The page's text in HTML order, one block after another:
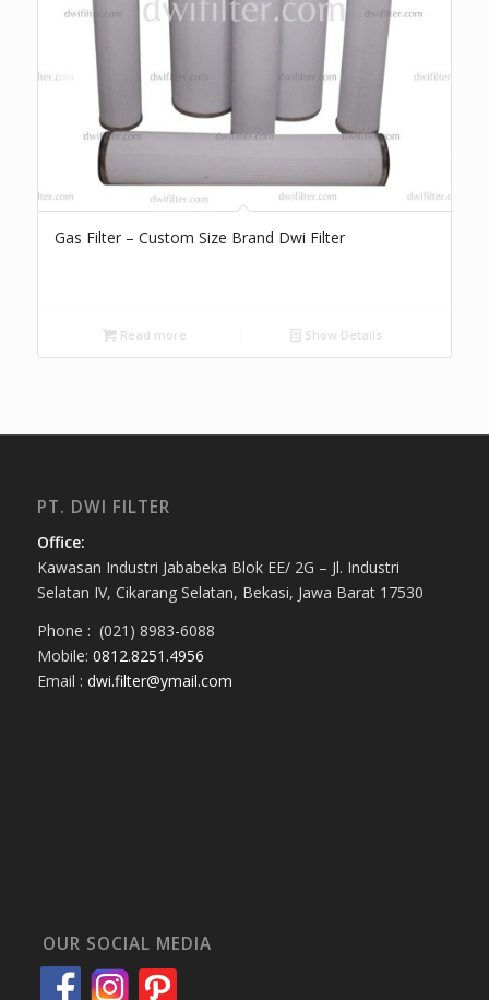
Gas Filter – Custom Size Brand Dwi Filter
Read more Show Details
PT. DWI FILTER
Office:
Kawasan Industri Jababeka Blok EE/ 2G – Jl. Industri
Selatan IV, Cikarang Selatan, Bekasi, Jawa Barat 17530
Phone : (021) 8983-6088
Mobile: 0812.8251.4956
Email : dwi.filter@ymail.com
OUR SOCIAL MEDIA